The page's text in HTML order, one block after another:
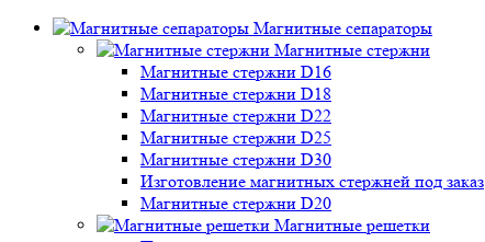
Магнитные сепараторы
Магнитные стержни
Магнитные стержни D16
Магнитные стержни D18
Магнитные стержни D22
Магнитные стержни D25
Магнитные стержни D30
Изготовление магнитных стержней под заказ
Магнитные стержни D20
Магнитные решетки